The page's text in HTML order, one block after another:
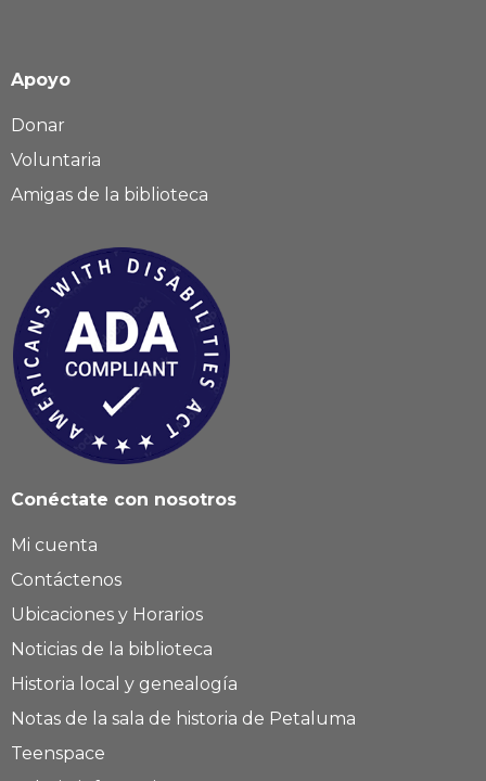
Apoyo
Donar
Voluntaria
Amigas de la biblioteca
Conéctate con nosotros
Mi cuenta
Contáctenos
Ubicaciones y Horarios
Noticias de la biblioteca
Historia local y genealogía
Notas de la sala de historia de Petaluma
Teenspace